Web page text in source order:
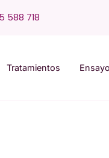
588 718
Tratamientos